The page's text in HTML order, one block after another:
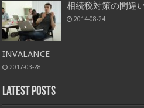
相続税対策の間違
2014-08-24
INVALANCE
2017-03-28
Latest Posts